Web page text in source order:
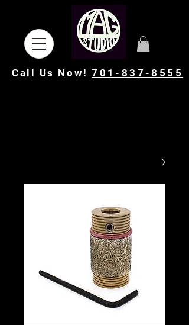
Call Us Now!701-837-8555